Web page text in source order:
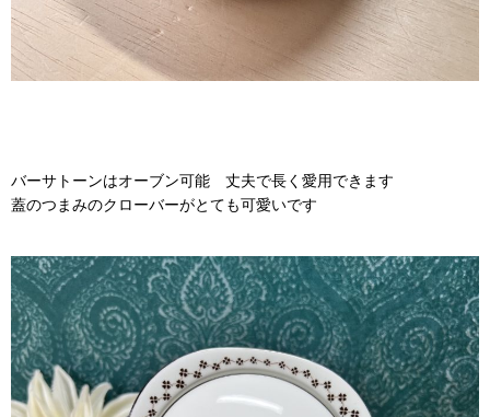
バーサトーンはオーブン可能 丈夫で長く愛用できます
蓋のつまみのクローバーがとても可愛いです